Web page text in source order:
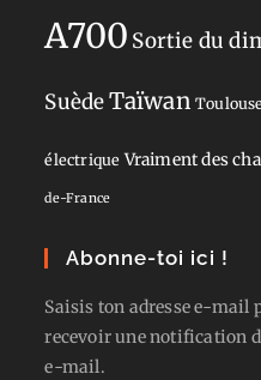
A700 Sortie du
SuèdeTaïwan
électrique Vraiment des
de-France
Abonne-toi ici !
Saisis ton adresse e-mail
recevoir une notification
e-mail.